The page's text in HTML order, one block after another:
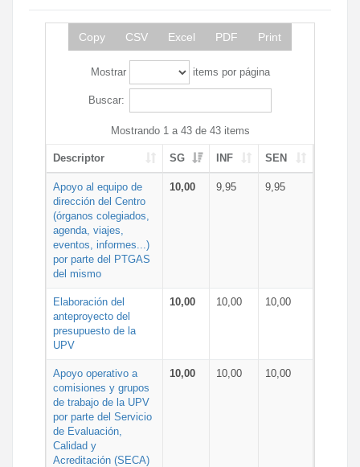
Copy CSV Excel PDF Print
Mostrar items por página
Buscar:
Mostrando 1 a 43 de 43 items
Descriptor SG INF SEN
Apoyo al equipo de
dirección del Centro
(órganos colegiados,
agenda, viajes,
eventos, informes...)
por parte del PTGAS
del mismo
10,00 9,95 9,95
Elaboración del
anteproyecto del
presupuesto de la
UPV
10,00 10,00 10,00
Apoyo operativo a
comisiones y grupos
de trabajo de la UPV
por parte del Servicio
de Evaluación,
Calidad y
Acreditación (SECA)
10,00 10,00 10,00